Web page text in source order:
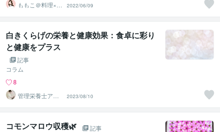
ももこ＠料理×セ
ラピスト♡
2022/06/09
白きくらげの栄養と健康効果：食卓に彩り
と健康をプラス
記事
コラム
8
管理栄養士アオ
イ 村中一帆ママ
が楽する食
2023/08/10
コモンマロウ収穫🌿 記事